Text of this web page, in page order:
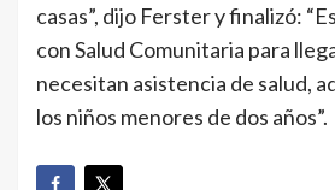
casas”, dijo Ferster y finalizó:
con Salud Comunitaria para
necesitan asistencia de salud,
los niños menores de dos años”.